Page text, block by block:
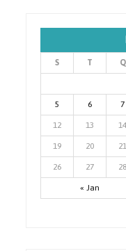
S T Q
« Jan
5 6 7
12 13 14
19 20 21
26 27 28